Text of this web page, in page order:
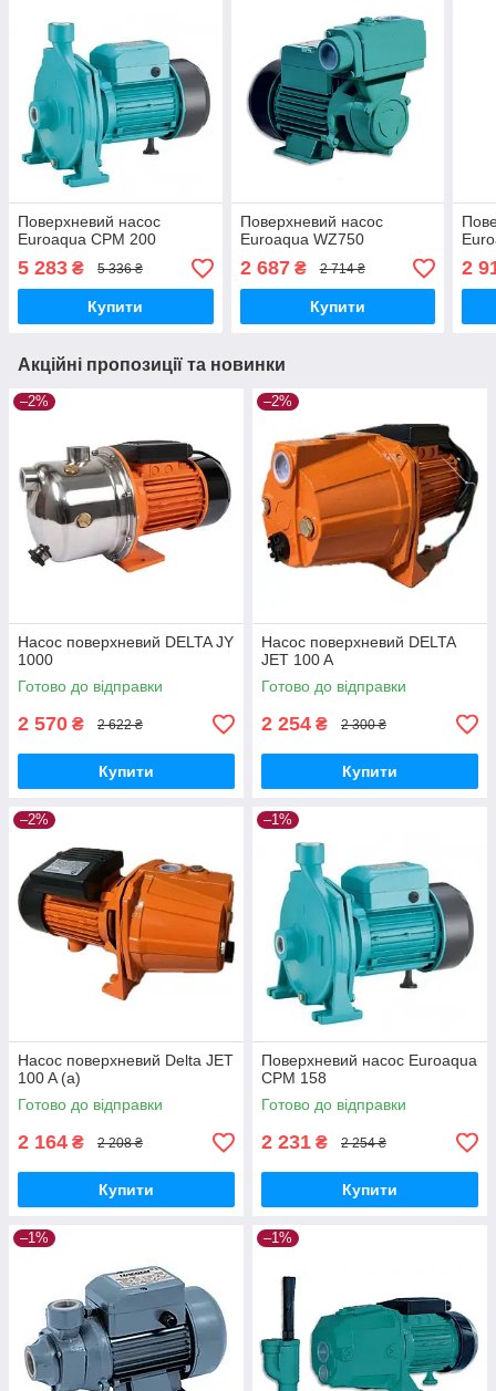
Поверхневий насос
Euroaqua CPM 200
5 283 ₴ 5 336 ₴
Купити
Поверхневий насос
Euroaqua WZ750
2 687₴ 2 714 ₴
Купити
2
Акційні пропозиції та новинки
–2%
Насос поверхневий DELTA JY
1000
Готово до відправки
2 570 ₴ 2 622 ₴
Купити
–2%
Насос поверхневий DELTA
JET 100 A
Готово до відправки
2 254 ₴ 2 300 ₴
Купити
–2%
Насос поверхневий Delta JET
100 A (a)
Готово до відправки
2 164 ₴ 2 208 ₴
Купити
–1%
Поверхневий насос Euroaqua
CPM 158
Готово до відправки
2 231 ₴ 2 254 ₴
Купити
–1% –1%